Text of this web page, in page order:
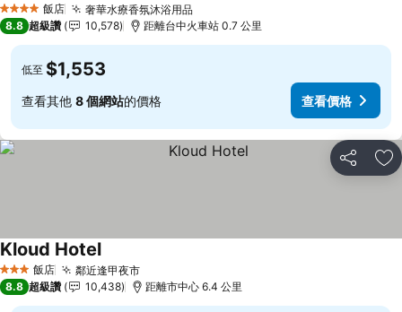
4 星級 飯店 奢華水療香氛沐浴用品查看價格
8.8 超級讚 10,578 距離台中火車站 0.7 公里
低至 $1,553
查看其他 8 個網站的價格 查看價格
分享 加
3 星級 飯店 鄰近逢甲夜市查看價格
Kloud Hotel查看價格
8.8 超級讚 10,438 距離市中心 6.4 公里